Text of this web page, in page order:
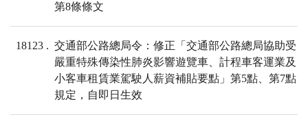
第8條條文
18123
交通部公路總局令：修正「交通部公路總局協助受
嚴重特殊傳染性肺炎影響遊覽車、計程車客運業及
小客車租賃業駕駛人薪資補貼要點」第5點、第7點
規定，自即日生效